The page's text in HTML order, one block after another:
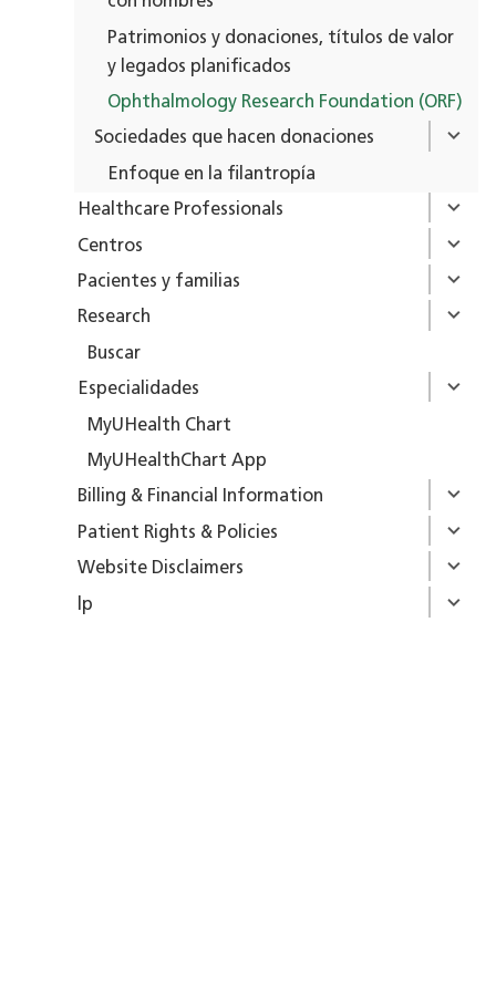
Patrimonios y donaciones, títulos de valor
y legados planificados
Ophthalmology Research Foundation (ORF)
Sociedades que hacen donaciones
Enfoque en la filantropía
Healthcare Professionals
Centros
Pacientes y familias
Research
Buscar
Especialidades
MyUHealth Chart
MyUHealthChart App
Billing & Financial Information
Patient Rights & Policies
Website Disclaimers
lp